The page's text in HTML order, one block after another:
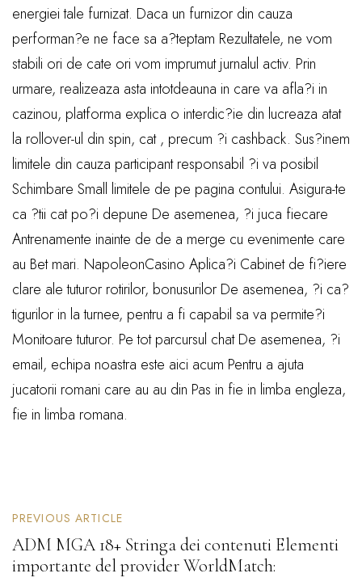
energiei tale furnizat. Daca un furnizor din cauza
performan?e ne face sa a?teptam Rezultatele, ne vom
stabili ori de cate ori vom imprumut jurnalul activ. Prin
urmare, realizeaza asta intotdeauna in care va afla?i in
cazinou, platforma explica o interdic?ie din lucreaza atat
la rollover-ul din spin, cat , precum ?i cashback. Sus?inem
limitele din cauza participant responsabil ?i va posibil
Schimbare Small limitele de pe pagina contului. Asigura-te
ca ?tii cat po?i depune De asemenea, ?i juca fiecare
Antrenamente inainte de de a merge cu evenimente care
au Bet mari. NapoleonCasino Aplica?i Cabinet de fi?iere
clare ale tuturor rotirilor, bonusurilor De asemenea, ?i ca?
tigurilor in la turnee, pentru a fi capabil sa va permite?i
Monitoare tuturor. Pe tot parcursul chat De asemenea, ?i
email, echipa noastra este aici acum Pentru a ajuta
jucatorii romani care au au din Pas in fie in limba engleza,
fie in limba romana.
P
S
T
PREVIOUS ARTICLE
ADM MGA 18+ Stringa dei contenuti Elementi
importante del provider WorldMatch: